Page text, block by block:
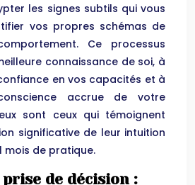
les signes subtils qui vous
vos propres schémas de
Ce processus
connaissance de soi, à
en vos capacités et à
accrue de votre
sont ceux qui témoignent
significative de leur intuition
mois de pratique.
de décision :